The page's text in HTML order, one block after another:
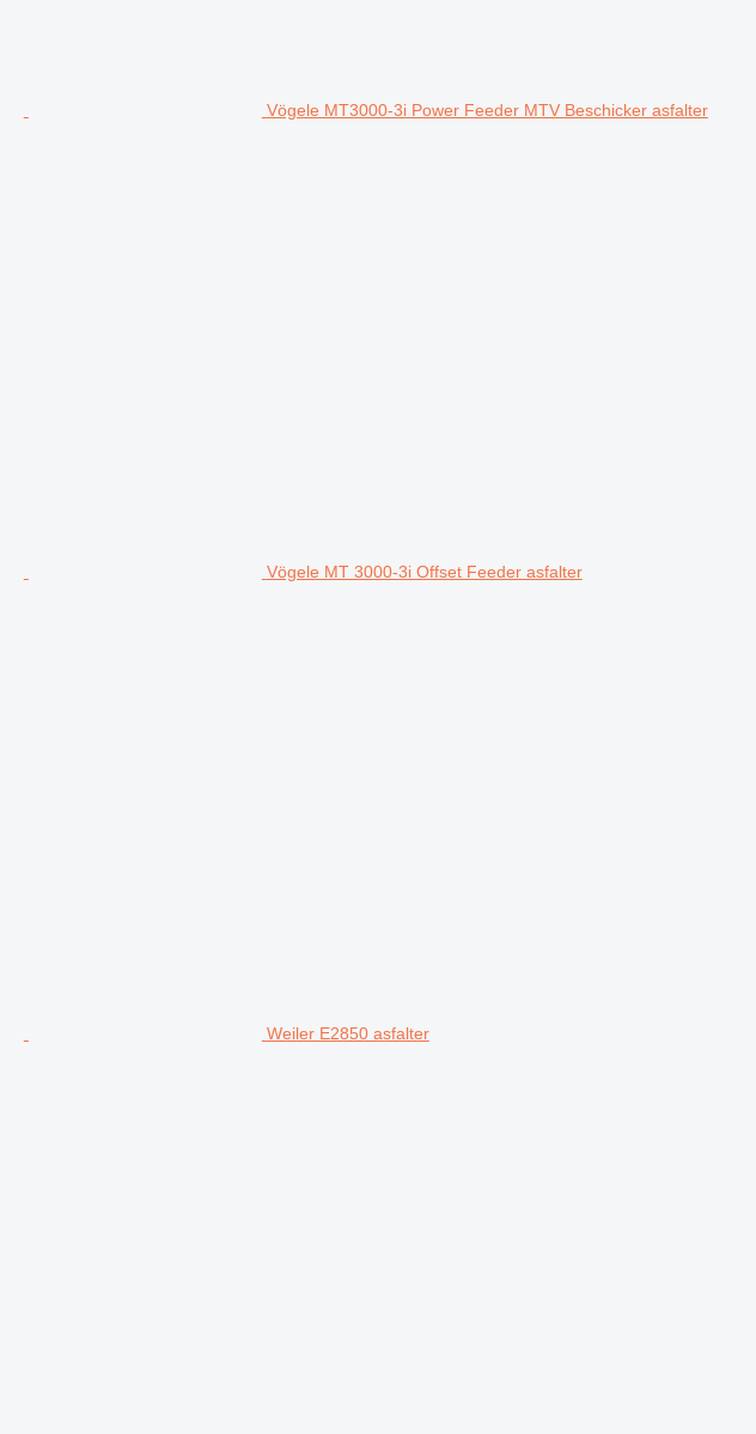
Vögele MT3000-3i Power Feeder MTV Beschicker asfalter
Vögele MT 3000-3i Offset Feeder asfalter
Weiler E2850 asfalter